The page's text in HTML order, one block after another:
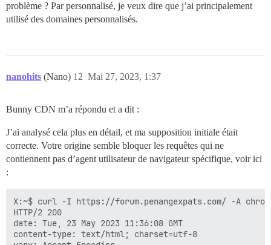
problème ? Par personnalisé, je veux dire que j’ai principalement
utilisé des domaines personnalisés.
nanohits (Nano) Mai 27, 2023, 1:37
12
Bunny CDN m’a répondu et a dit :
J’ai analysé cela plus en détail, et ma supposition initiale était
correcte. Votre origine semble bloquer les requêtes qui ne
contiennent pas d’agent utilisateur de navigateur spécifique, voir ici
:
X:~$ curl -I https://forum.penangexpats.com/ -A
HTTP/2 200
date: Tue, 23 May 2023 11:36:08 GMT
content-type: text/html; charset=utf-8